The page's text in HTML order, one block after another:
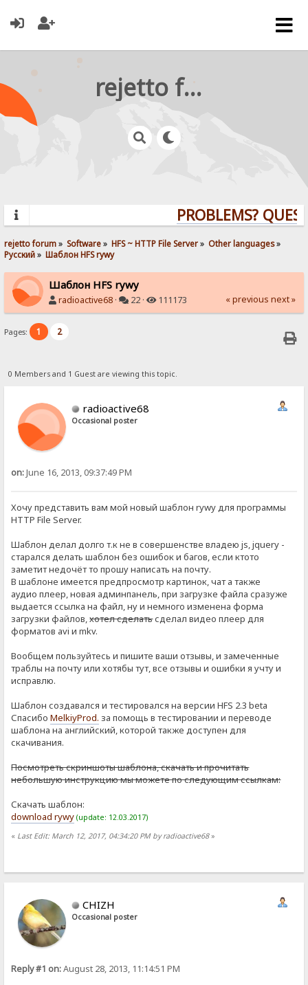
rejetto forum
PROBLEMS?
rejetto forum» Software» HFS ~ HTTP File Server» Other languages»
Pусский» Шаблон HFS rywy
Шаблон HFS rywy
radioactive68 · 22 · 111173 « previous next »
Pages: 1 2
0 Members and 1 Guest are viewing this topic.
radioactive68
Occasional poster
on:June 16, 2013, 09:37:49 PM
Хочу представить вам мой новый шаблон rywy для программы
HTTP File Server.
Шаблон делал долго т.к не в совершенстве владею js, jquery -
старался делать шаблон без ошибок и багов, если ктото
заметит недочёт то прошу написать на почту.
В шаблоне имеется предпросмотр картинок, чат а также
аудио плеер, новая админпанель, при загрузке файла сразуже
выдается ссылка на файл, ну и немного изменена форма
загрузки файлов,хотел сделатьсделал видео плеер для
форматов avi и mkv.
Вообщем пользуйтесь и пишите ваши отзывы, и замеченные
траблы на почту или хотябы тут, все отзывы и ошибки я учту и
исправлю.
Шаблон создавался и тестировался на версии HFS 2.3 beta
СпасибоMelkiyProd. за помощь в тестировании и переводе
шаблона на английский, которой также доступен для
скачивания.
Посмотреть скриншоты шаблона, скачать и прочитать
небольшую инструкцию мы можете по следующим ссылкам:
Скачать шаблон:
download rywy (update: 12.03.2017)
« Last Edit: March 12, 2017, 04:34:20 PM by radioactive68»
CHIZH
Occasional poster
Reply #1 on:August 28, 2013, 11:14:51 PM